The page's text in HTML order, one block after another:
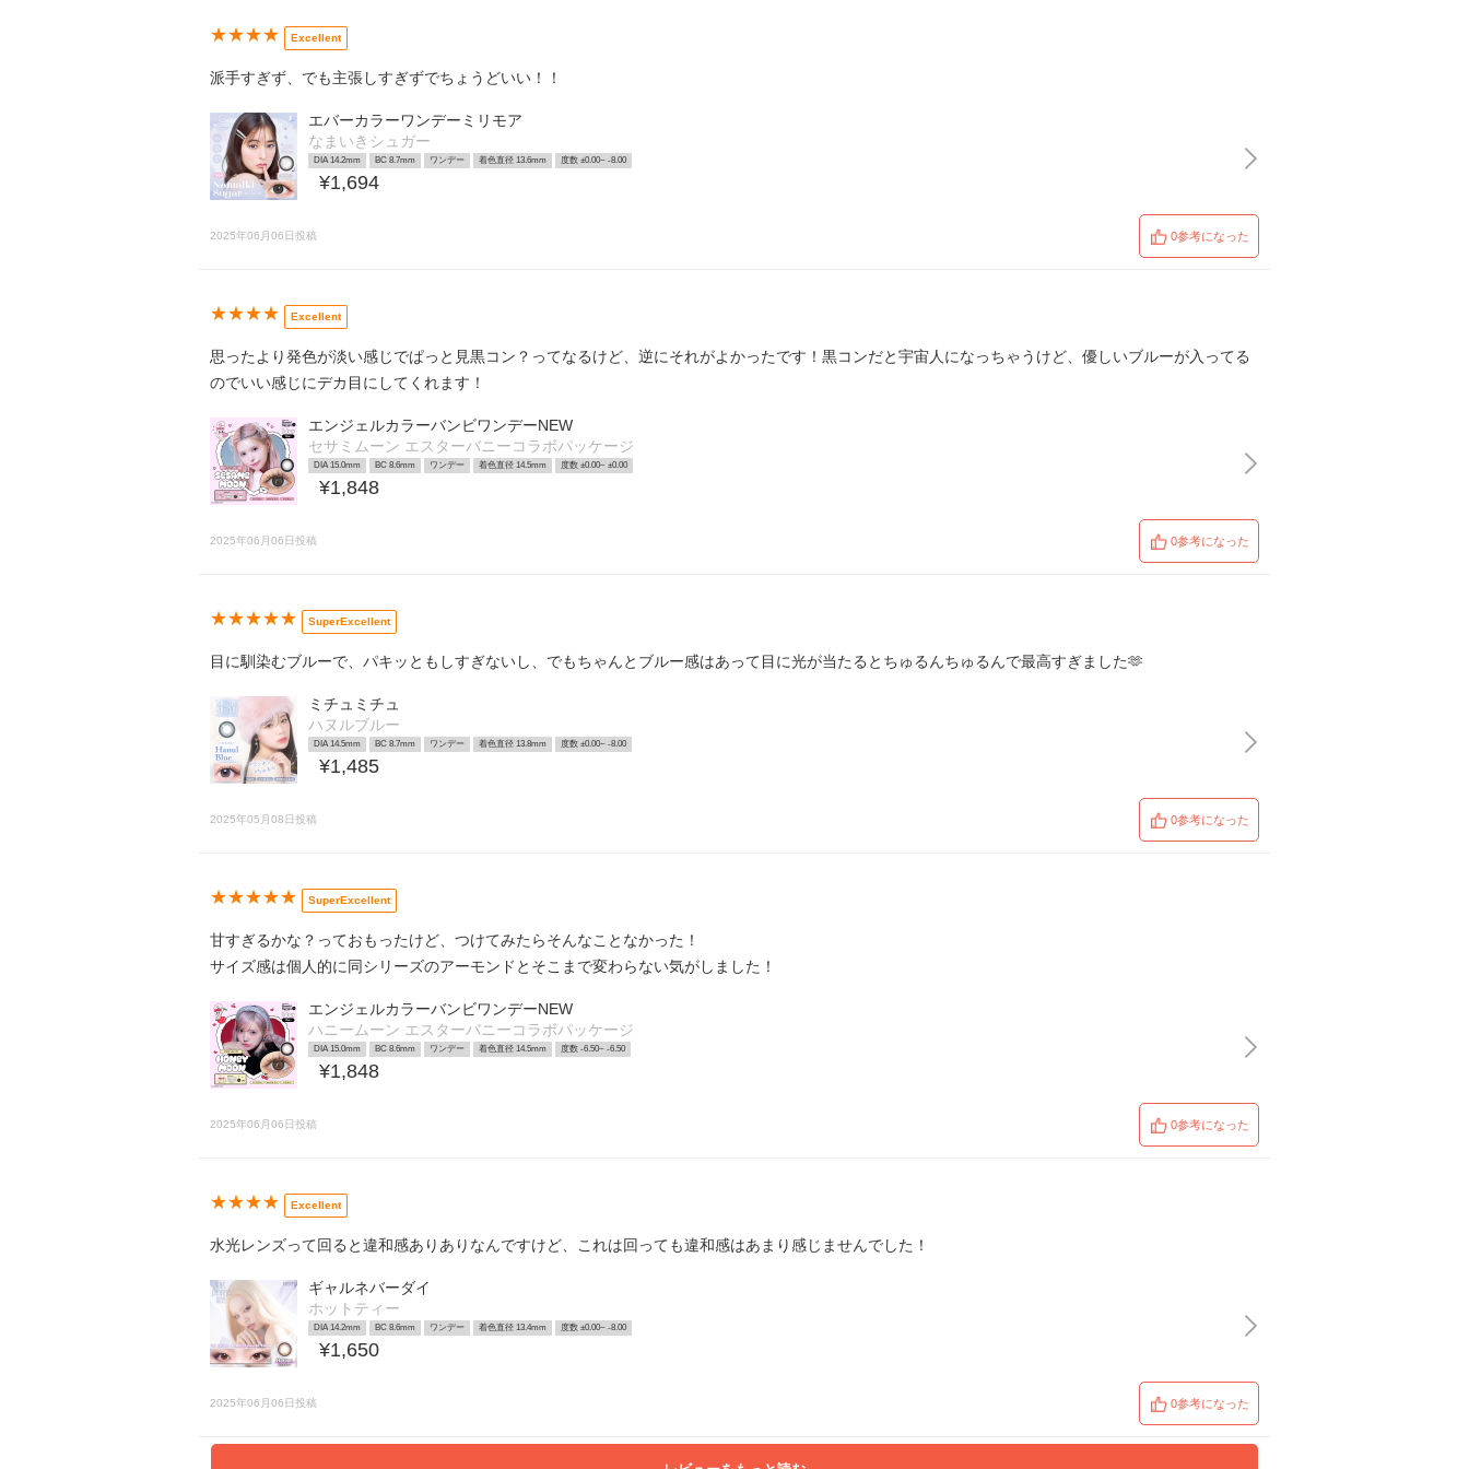
★★★★ Excellent
派手すぎず、でも主張しすぎずでちょうどいい！！
エバーカラーワンデーミリモア
なまいきシュガー
DIA 14.2mm BC 8.7mm ワンデー 着色直径 13.6mm 度数 ±0.00~ -8.00
¥1,694
2025年06月06日投稿 0参考になった
★★★★ Excellent
思ったより発色が淡い感じでぱっと見黒コン？ってなるけど、逆にそれがよかったです！黒コンだと宇宙人になっちゃうけど、優しいブルーが入ってる
のでいい感じにデカ目にしてくれます！
エンジェルカラーバンビワンデーNEW
セサミムーン エスターバニーコラボパッケージ
DIA 15.0mm BC 8.6mm ワンデー 着色直径 14.5mm 度数 ±0.00~ ±0.00
¥1,848
2025年06月06日投稿 0参考になった
★★★★★ SuperExcellent
目に馴染むブルーで、パキッともしすぎないし、でもちゃんとブルー感はあって目に光が当たるとちゅるんちゅるんで最高すぎました🫶
ミチュミチュ
ハヌルブルー
DIA 14.5mm BC 8.7mm ワンデー 着色直径 13.8mm 度数 ±0.00~ -8.00
¥1,485
2025年05月08日投稿 0参考になった
★★★★★ SuperExcellent
甘すぎるかな？っておもったけど、つけてみたらそんなことなかった！
サイズ感は個人的に同シリーズのアーモンドとそこまで変わらない気がしました！
エンジェルカラーバンビワンデーNEW
ハニームーン エスターバニーコラボパッケージ
DIA 15.0mm BC 8.6mm ワンデー 着色直径 14.5mm 度数 -6.50~ -6.50
¥1,848
2025年06月06日投稿 0参考になった
★★★★ Excellent
水光レンズって回ると違和感ありありなんですけど、これは回っても違和感はあまり感じませんでした！
ギャルネバーダイ
ホットティー
DIA 14.2mm BC 8.6mm ワンデー 着色直径 13.4mm 度数 ±0.00~ -8.00
¥1,650
2025年06月06日投稿 0参考になった